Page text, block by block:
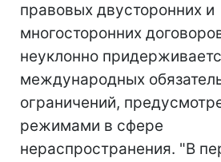
правовых двусторонних и
многосторонних
неуклонно
международных
ограничений,
режимами в сфере
нераспространения. "В